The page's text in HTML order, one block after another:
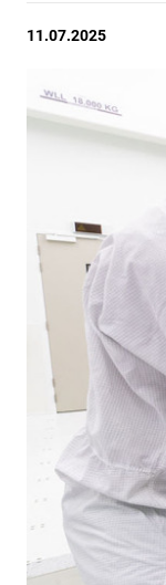
11.07.2025